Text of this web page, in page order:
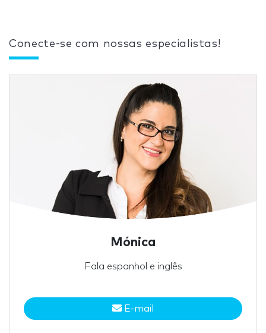
Conecte-se com nossas especialistas!
Mónica
Fala espanhol e inglês
E-mail